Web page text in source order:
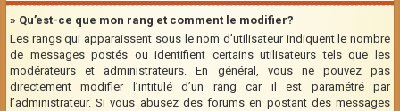
» Qu’est-ce que mon rang et comment le modifier?
Les rangs qui apparaissent sous le nom d’utilisateur indiquent le nombre
de messages postés ou identifient certains utilisateurs tels que les
modérateurs et administrateurs. En général, vous ne pouvez pas
directement modifier l’intitulé d’un rang car il est paramétré par
l’administrateur. Si vous abusez des forums en postant des messages